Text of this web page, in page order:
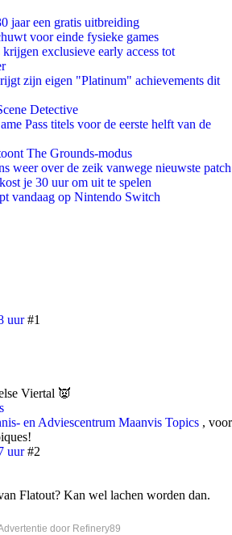
jaar een gratis uitbreiding
voor einde fysieke games
exclusieve early access tot
zijn eigen "Platinum" achievements dit
Detective
Pass titels voor de eerste helft van de
The Grounds-modus
weer over de zeik vanwege nieuwste patch
je 30 uur om uit te spelen
vandaag op Nintendo Switch
uur #1
Viertal 👿
en Adviescentrum Maanvis Topics , voor
uur #2
Flatout? Kan wel lachen worden dan.
door Refinery89